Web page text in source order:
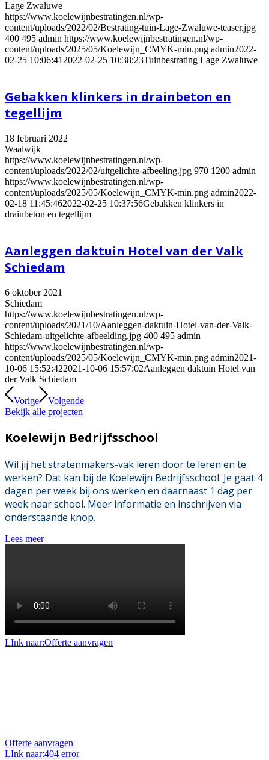
Lage Zwaluwe
https://www.koelewijnbestratingen.nl/wp-
content/uploads/2022/02/Bestrating-tuin-Lage-Zwaluwe-teaser.jpg
400 495 admin https://www.koelewijnbestratingen.nl/wp-
content/uploads/2025/05/Koelewijn_CMYK-min.png admin2022-
02-25 10:06:41 2022-02-25 10:38:23Tuinbestrating Lage Zwaluwe
Gebakken klinkers in drainbeton en
tegellijm
18 februari 2022
Waalwijk
https://www.koelewijnbestratingen.nl/wp-
content/uploads/2022/02/uitgelichte-afbeeling.jpg 970 1200 admin
https://www.koelewijnbestratingen.nl/wp-
content/uploads/2025/05/Koelewijn_CMYK-min.png admin2022-
02-18 11:45:462022-02-25 10:37:56Gebakken klinkers in
drainbeton en tegellijm
Aanleggen daktuin Hotel van der Valk
Schiedam
6 oktober 2021
Schiedam
https://www.koelewijnbestratingen.nl/wp-
content/uploads/2021/10/Aanleggen-daktuin-Hotel-van-der-Valk-
Schiedam-uitgelichte-afbeelding.jpg 400 495 admin
https://www.koelewijnbestratingen.nl/wp-
content/uploads/2025/05/Koelewijn_CMYK-min.png admin2021-
10-06 15:52:422021-10-06 15:57:02Aanleggen daktuin Hotel van
der Valk Schiedam
Vorige
Volgende
Bekijk alle projecten
Koelewijn Bedrijfsschool
Wil jij het stratenmakers-vak leren door te leren en te
werken? Dat kan bij de Koelewijn Bedrijfsschool. Je gaat 4
dagen per week bij ons werken en daarnaast 1 dag per
week naar school. Meer informatie en inschrijven via
onderstaande knop.
Lees meer
LInk naar:Offerte aanvragen
Offerte aanvragen
LInk naar:404 error